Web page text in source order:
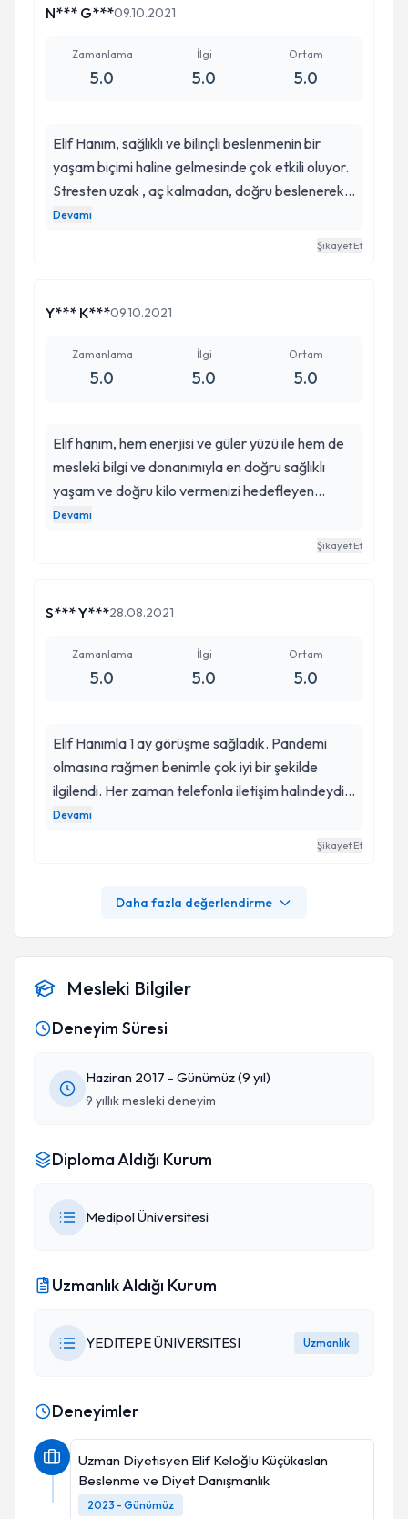
N*** G***09.10.2021
Zamanlama
5.0
İlgi
5.0
Ortam
5.0
Elif Hanım, sağlıklı ve bilinçli beslenmenin bir
yaşam biçimi haline gelmesinde çok etkili oluyor.
Stresten uzak , aç kalmadan, doğru beslenerek
egzersizleri kişiye göre düzenleyerek güler
yüzüyle motivasyonunuzu tetikleyerek sizi fazla
guvenebileceginiz bir yol arkadasi
istiyorsanız doğru kişi.
Devamı
Şikayet Et
Y*** K***09.10.2021
Zamanlama
5.0
İlgi
5.0
Ortam
5.0
Elif hanım, hem enerjisi ve güler yüzü ile hem de
mesleki bilgi ve donanımıyla en doğru sağlıklı
yaşam ve doğru kilo vermenizi hedefleyen
alanında iyi bir diyetisyendir.Sizin
metabolizmanıza hangi beslenme şekli uygunsa
hem de fiziksel dengem bozulduğunda, Elif
elif hanım🙏🏻
Devamı
Şikayet Et
S*** Y***28.08.2021
Zamanlama
5.0
İlgi
5.0
Ortam
5.0
Elif Hanımla 1 ay görüşme sağladık. Pandemi
olmasına rağmen benimle çok iyi bir şekilde
ilgilendi. Her zaman telefonla iletişim halindeydik.
Kendisi çok tatlı ve kibar bir hanımefendi. Ayrıca
diyette sizin tercihlerinize de çok önem veren bir
Devamı
Şikayet Et
Daha fazla değerlendirme
Mesleki Bilgiler
Deneyim Süresi
Haziran 2017 - Günümüz (9 yıl)
9 yıllık mesleki deneyim
Diploma Aldığı Kurum
Medipol Üniversitesi
Uzmanlık Aldığı Kurum
YEDITEPE ÜNIVERSITESI Uzmanlık
Deneyimler
Uzman Diyetisyen Elif Keloğlu Küçükaslan
Beslenme ve Diyet Danışmanlık
2023 - Günümüz